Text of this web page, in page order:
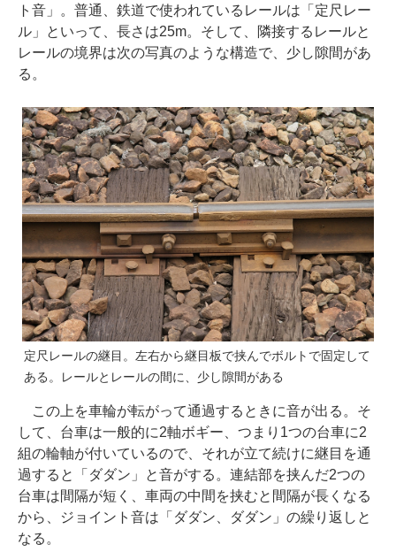
ト音」。普通、鉄道で使われているレールは「定尺レー
ル」といって、長さは25m。そして、隣接するレールと
レールの境界は次の写真のような構造で、少し隙間があ
る。
定尺レールの継目。左右から継目板で挟んでボルトで固定して
ある。レールとレールの間に、少し隙間がある
この上を車輪が転がって通過するときに音が出る。そ
して、台車は一般的に2軸ボギー、つまり1つの台車に2
組の輪軸が付いているので、それが立て続けに継目を通
過すると「ダダン」と音がする。連結部を挟んだ2つの
台車は間隔が短く、車両の中間を挟むと間隔が長くなる
から、ジョイント音は「ダダン、ダダン」の繰り返しと
なる。